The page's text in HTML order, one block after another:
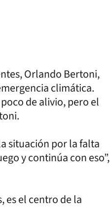
Orlando Bertoni,
climática.
de alivio, pero el
situación por la falta
y continúa con eso”,
es el centro de la